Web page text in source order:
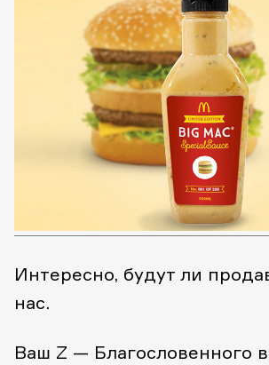
Интересно, будут ли
нас.
Ваш Z — Благословенного